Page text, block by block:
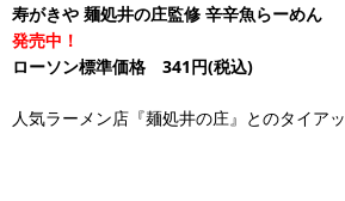
寿がきや 麺処井の庄監修 辛辛魚らーめん
発売中！
ローソン標準価格 341円(税込)
人気ラーメン店『麺処井の庄』とのタイアッ